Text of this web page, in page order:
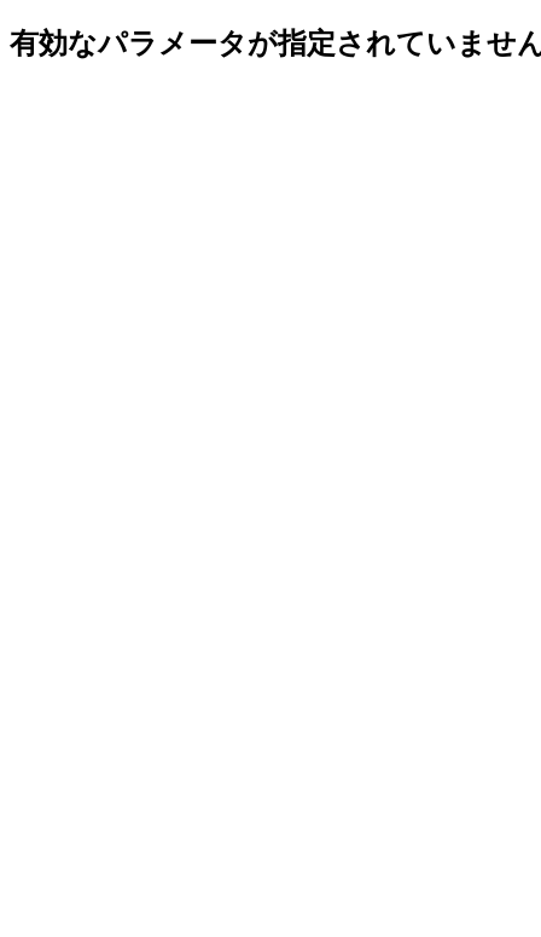
有効なパラメータが指定されていませ